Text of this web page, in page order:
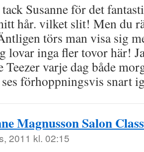
Susanne för det
hår. vilket slit! Men du
törs man visa sig
lovar inga fler tovor här!
Teezer varje dag både
förhoppningsvis snart
Magnusson Salon
2011 kl. 02:15